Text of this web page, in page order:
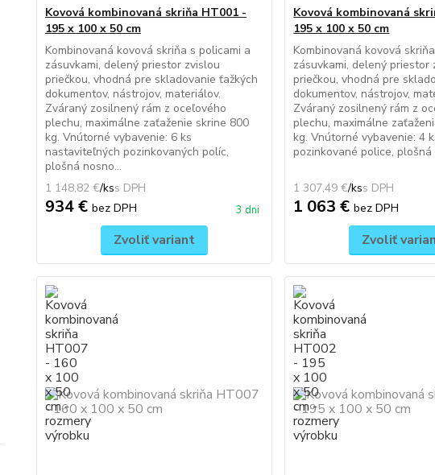
Kovová kombinovaná skriňa HT001 -
195 x 100 x 50 cm
Kombinovaná kovová skriňa s policami a
zásuvkami, delený priestor zvislou
priečkou, vhodná pre skladovanie ťažkých
dokumentov, nástrojov, materiálov.
Zváraný zosilnený rám z oceľového
plechu, maximálne zaťaženie skrine 800
kg. Vnútorné vybavenie: 6 ks
nastaviteľných pozinkovaných políc,
plošná nosno...
1 148,82 €/ks
934 € bez DPH 3 dni
Zvoliť variant
Kovová kombinovaná
195 x 100 x 50 cm
Kombinovaná kovová
zásuvkami, delený priestor
priečkou, vhodná pre
dokumentov, nástrojov,
Zváraný zosilnený rám z
plechu, maximálne
kg. Vnútorné vybavenie: 4
pozinkované police, plošná
1 307,49 €/ks
1 063 €bez DPH
Zvoliť